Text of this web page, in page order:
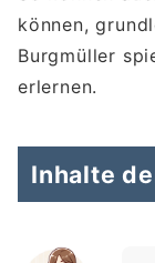
können,
Burgmüller
erlernen.
Inhalte